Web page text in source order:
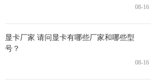
08-16
显卡厂家 请问显卡有哪些厂家和哪些型
号？
08-16